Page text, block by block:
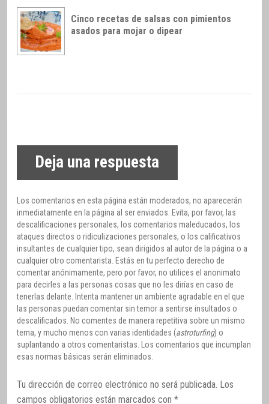
Cinco recetas de salsas con pimientos
asados para mojar o dipear
Deja una respuesta
Los comentarios en esta página están moderados, no aparecerán
inmediatamente en la página al ser enviados. Evita, por favor, las
descalificaciones personales, los comentarios maleducados, los
ataques directos o ridiculizaciones personales, o los calificativos
insultantes de cualquier tipo, sean dirigidos al autor de la página o a
cualquier otro comentarista. Estás en tu perfecto derecho de
comentar anónimamente, pero por favor, no utilices el anonimato
para decirles a las personas cosas que no les dirías en caso de
tenerlas delante. Intenta mantener un ambiente agradable en el que
las personas puedan comentar sin temor a sentirse insultados o
descalificados. No comentes de manera repetitiva sobre un mismo
tema, y mucho menos con varias identidades (astroturfing) o
suplantando a otros comentaristas. Los comentarios que incumplan
esas normas básicas serán eliminados.
Tu dirección de correo electrónico no será publicada. Los
campos obligatorios están marcados con *